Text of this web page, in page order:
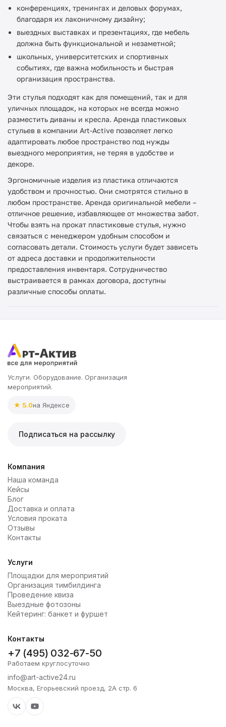
конференциях, тренингах и деловых форумах,
благодаря их лаконичному дизайну;
выездных выставках и презентациях, где мебель
должна быть функциональной и незаметной;
школьных, университетских и спортивных
событиях, где важна мобильность и быстрая
организация пространства.
Эти стулья подходят как для помещений, так и для
уличных площадок, на которых не всегда можно
разместить диваны и кресла. Аренда пластиковых
стульев в компании Art-Active позволяет легко
адаптировать любое пространство под нужды
выездного мероприятия, не теряя в удобстве и
декоре.
Эргономичные изделия из пластика отличаются
удобством и прочностью. Они смотрятся стильно в
любом пространстве. Аренда оригинальной мебели –
отличное решение, избавляющее от множества забот.
Чтобы взять на прокат пластиковые стулья, нужно
связаться с менеджером удобным способом и
согласовать детали. Стоимость услуги будет зависеть
от адреса доставки и продолжительности
предоставления инвентаря. Сотрудничество
выстраивается в рамках договора, доступны
различные способы оплаты.
Услуги. Оборудование. Организация
мероприятий.
★ 5.0на Яндексе
Подписаться на рассылку
Компания
Наша команда
Кейсы
Блог
Доставка и оплата
Условия проката
Отзывы
Контакты
Услуги
Площадки для мероприятий
Организация тимбилдинга
Проведение квиза
Выездные фотозоны
Кейтеринг: банкет и фуршет
Контакты
+7 (495) 032-67-50
Работаем круглосуточно
info@art-active24.ru
Москва, Егорьевский проезд, 2А стр. 6